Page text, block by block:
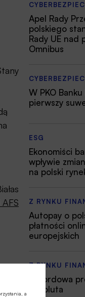
a
Apel Rady
polskiego
Rady UE nad
Omnibus
W PKO
pierwszy
ESG
Ekonomiści
wpływie
na polski
Z RYNKU
Autopay o
płatności
europejskich
Z RYNKU
Rekordowa
Revoluta